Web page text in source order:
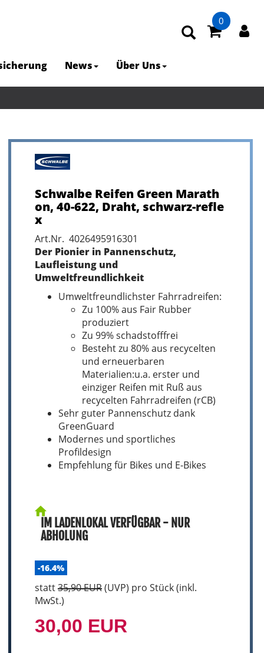
0
News Über Uns
Schwalbe Reifen Green Marath
on, 40-622, Draht, schwarz-refle
x
Art.Nr. 4026495916301
Der Pionier in Pannenschutz,
Laufleistung und
Umweltfreundlichkeit
Umweltfreundlichster Fahrradreifen:
Zu 100% aus Fair Rubber
produziert
Zu 99% schadstofffrei
Besteht zu 80% aus recycelten
und erneuerbaren
Materialien:u.a. erster und
einziger Reifen mit Ruß aus
recycelten Fahrradreifen (rCB)
Sehr guter Pannenschutz dank
GreenGuard
Modernes und sportliches
Profildesign
Empfehlung für Bikes und E-Bikes
IM LADENLOKAL VERFÜGBAR - NUR
ABHOLUNG
-16.4%
statt35,90 EUR(UVP) pro Stück (inkl.
MwSt.)
30,00 EUR